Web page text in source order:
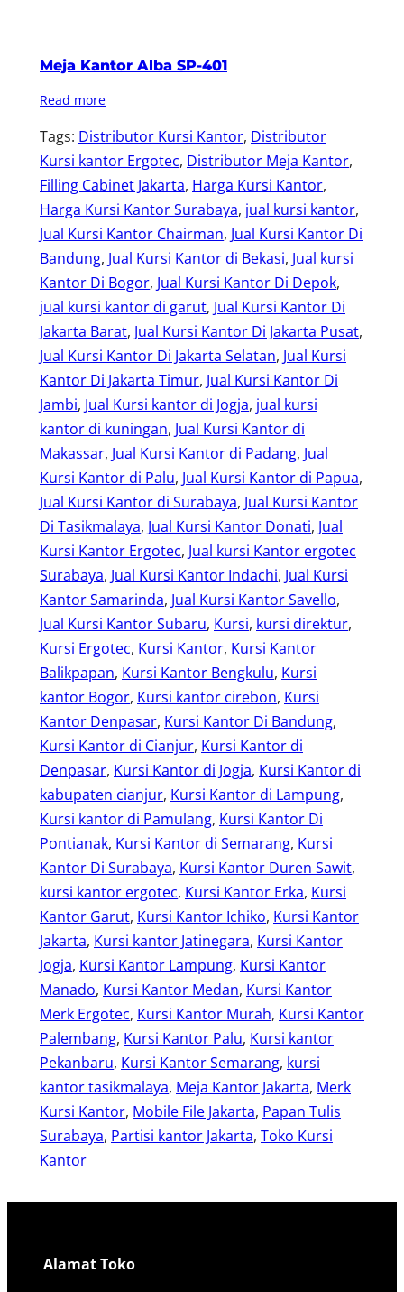
Meja Kantor Alba SP-401
Read more
Tags: Distributor Kursi Kantor, Distributor
Kursi kantor Ergotec, Distributor Meja Kantor
Filling Cabinet Jakarta, Harga Kursi Kantor
Harga Kursi Kantor Surabaya, jual kursi kantor
Jual Kursi Kantor Chairman, Jual Kursi Kantor Di
Bandung, Jual Kursi Kantor di Bekasi, Jual kursi
Kantor Di Bogor, Jual Kursi Kantor Di Depok
jual kursi kantor di garut, Jual Kursi Kantor Di
Jakarta Barat, Jual Kursi Kantor Di Jakarta Pusat
Jual Kursi Kantor Di Jakarta Selatan, Jual Kursi
Kantor Di Jakarta Timur, Jual Kursi Kantor Di
Jambi, Jual Kursi kantor di Jogja, jual kursi
kantor di kuningan, Jual Kursi Kantor di
Makassar, Jual Kursi Kantor di Padang, Jual
Kursi Kantor di Palu, Jual Kursi Kantor di Papua
Jual Kursi Kantor di Surabaya, Jual Kursi Kantor
Di Tasikmalaya, Jual Kursi Kantor Donati, Jual
Kursi Kantor Ergotec, Jual kursi Kantor ergotec
Surabaya, Jual Kursi Kantor Indachi, Jual Kursi
Kantor Samarinda, Jual Kursi Kantor Savello
Jual Kursi Kantor Subaru, Kursi, kursi direktur
Kursi Ergotec, Kursi Kantor, Kursi Kantor
Balikpapan, Kursi Kantor Bengkulu, Kursi
kantor Bogor, Kursi kantor cirebon, Kursi
Kantor Denpasar, Kursi Kantor Di Bandung
Kursi Kantor di Cianjur, Kursi Kantor di
Denpasar, Kursi Kantor di Jogja, Kursi Kantor di
kabupaten cianjur, Kursi Kantor di Lampung
Kursi kantor di Pamulang, Kursi Kantor Di
Pontianak, Kursi Kantor di Semarang, Kursi
Kantor Di Surabaya, Kursi Kantor Duren Sawit
kursi kantor ergotec, Kursi Kantor Erka, Kursi
Kantor Garut, Kursi Kantor Ichiko, Kursi Kantor
Jakarta, Kursi kantor Jatinegara, Kursi Kantor
Jogja, Kursi Kantor Lampung, Kursi Kantor
Manado, Kursi Kantor Medan, Kursi Kantor
Merk Ergotec, Kursi Kantor Murah, Kursi Kantor
Palembang, Kursi Kantor Palu, Kursi kantor
Pekanbaru, Kursi Kantor Semarang, kursi
kantor tasikmalaya, Meja Kantor Jakarta, Merk
Kursi Kantor, Mobile File Jakarta, Papan Tulis
Surabaya, Partisi kantor Jakarta, Toko Kursi
Kantor
Alamat Toko